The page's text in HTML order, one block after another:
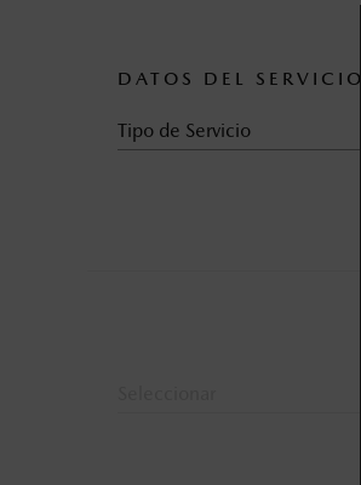
DATOS DEL SERVICIO
Tipo de Servicio